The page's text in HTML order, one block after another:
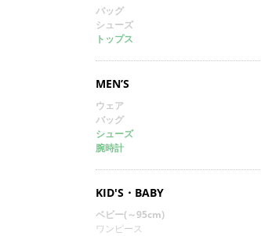
バッグ
シューズ
トップス
MEN’S
ウェア
バッグ
シューズ
腕時計
KID'S・BABY
ベビー(～95cm)
ワンピース